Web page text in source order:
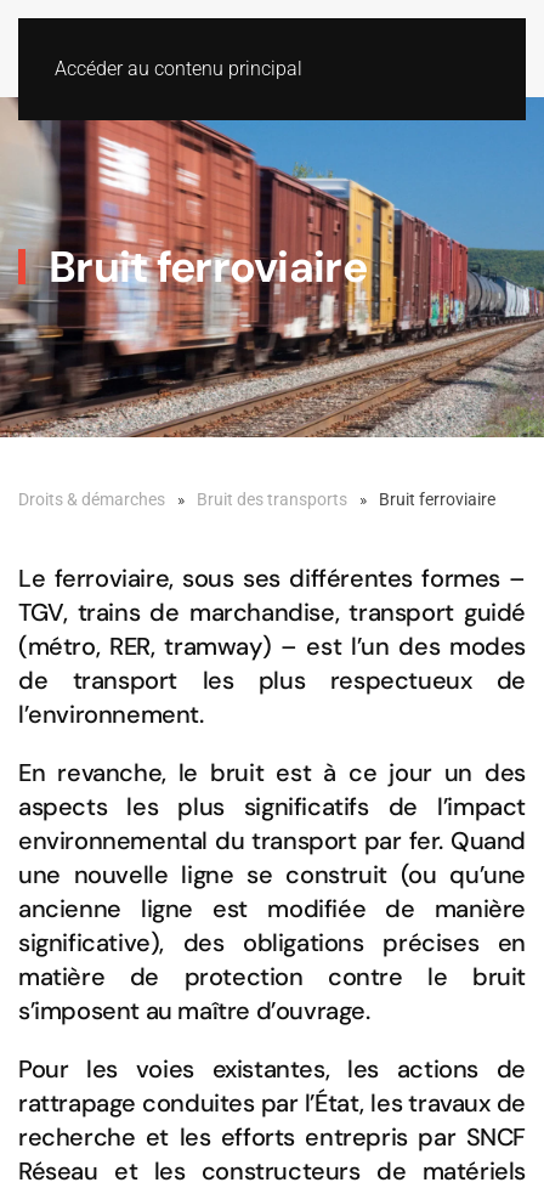
Accéder au contenu principal
Bruit ferroviaire
Droits & démarches Bruit des transports Bruit ferroviaire
Le ferroviaire, sous ses différentes formes –
TGV, trains de marchandise, transport guidé
(métro, RER, tramway) – est l’un des modes
de transport les plus respectueux de
l’environnement.
En revanche, le bruit est à ce jour un des
aspects les plus significatifs de l’impact
environnemental du transport par fer. Quand
une nouvelle ligne se construit (ou qu’une
ancienne ligne est modifiée de manière
significative), des obligations précises en
matière de protection contre le bruit
s’imposent au maître d’ouvrage.
Pour les voies existantes, les actions de
rattrapage conduites par l’État, les travaux de
recherche et les efforts entrepris par SNCF
Réseau et les constructeurs de matériels